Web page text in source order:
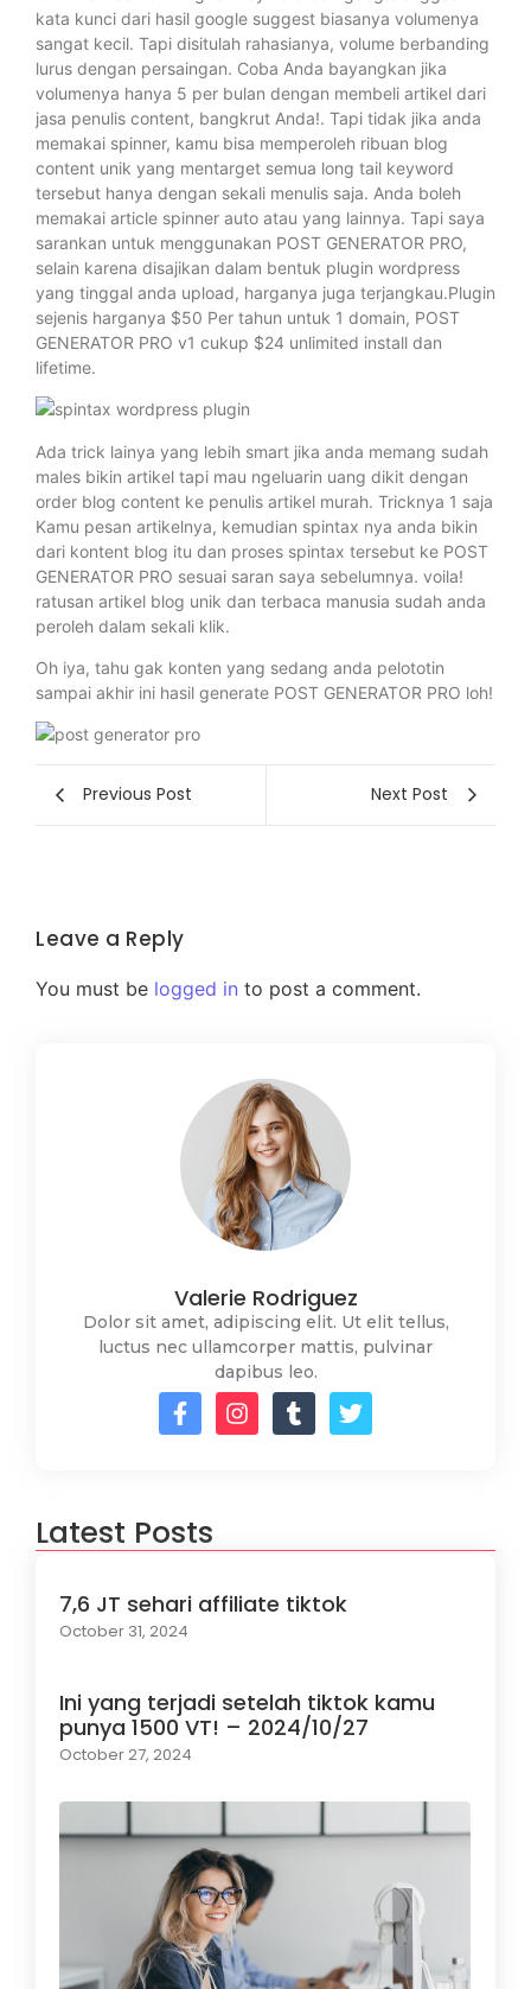
kata kunci dari hasil google suggest biasanya volumenya
sangat kecil. Tapi disitulah rahasianya, volume berbanding
lurus dengan persaingan. Coba Anda bayangkan jika
volumenya hanya 5 per bulan dengan membeli artikel dari
jasa penulis content, bangkrut Anda!. Tapi tidak jika anda
memakai spinner, kamu bisa memperoleh ribuan blog
content unik yang mentarget semua long tail keyword
tersebut hanya dengan sekali menulis saja. Anda boleh
memakai article spinner auto atau yang lainnya. Tapi saya
sarankan untuk menggunakan POST GENERATOR PRO,
selain karena disajikan dalam bentuk plugin wordpress
yang tinggal anda upload, harganya juga terjangkau.Plugin
sejenis harganya $50 Per tahun untuk 1 domain, POST
GENERATOR PRO v1 cukup $24 unlimited install dan
lifetime.
Ada trick lainya yang lebih smart jika anda memang sudah
males bikin artikel tapi mau ngeluarin uang dikit dengan
order blog content ke penulis artikel murah. Tricknya 1 saja
Kamu pesan artikelnya, kemudian spintax nya anda bikin
dari kontent blog itu dan proses spintax tersebut ke POST
GENERATOR PRO sesuai saran saya sebelumnya. voila!
ratusan artikel blog unik dan terbaca manusia sudah anda
peroleh dalam sekali klik.
Oh iya, tahu gak konten yang sedang anda pelototin
sampai akhir ini hasil generate POST GENERATOR PRO loh!
Previous Post Next Post
Leave a Reply
You must be logged in to post a comment.
Valerie Rodriguez
Dolor sit amet, adipiscing elit. Ut elit tellus,
luctus nec ullamcorper mattis, pulvinar
dapibus leo.
Latest Posts
7,6 JT sehari affiliate tiktok
October 31, 2024
Ini yang terjadi setelah tiktok kamu
punya 1500 VT! – 2024/10/27
October 27, 2024